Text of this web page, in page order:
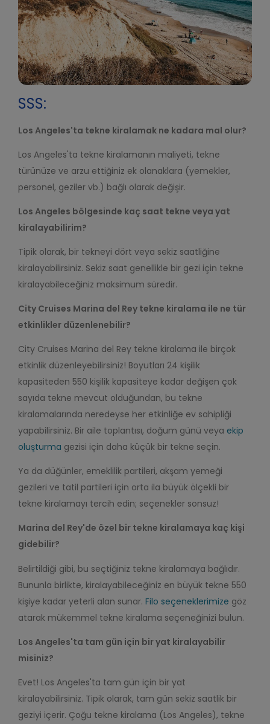
SSS:
Los Angeles'ta tekne kiralamak ne kadara mal olur?
Los Angeles'ta tekne kiralamanın maliyeti, tekne
türünüze ve arzu ettiğiniz ek olanaklara (yemekler,
personel, geziler vb.) bağlı olarak değişir.
Los Angeles bölgesinde kaç saat tekne veya yat
kiralayabilirim?
Tipik olarak, bir tekneyi dört veya sekiz saatliğine
kiralayabilirsiniz. Sekiz saat genellikle bir gezi için tekne
kiralayabileceğiniz maksimum süredir.
City Cruises Marina del Rey tekne kiralama ile ne tür
etkinlikler düzenlenebilir?
City Cruises Marina del Rey tekne kiralama ile birçok
etkinlik düzenleyebilirsiniz! Boyutları 24 kişilik
kapasiteden 550 kişilik kapasiteye kadar değişen çok
sayıda tekne mevcut olduğundan, bu tekne
kiralamalarında neredeyse her etkinliğe ev sahipliği
yapabilirsiniz. Bir aile toplantısı, doğum günü veya ekip
oluşturma gezisi için daha küçük bir tekne seçin.
Ya da düğünler, emeklilik partileri, akşam yemeği
gezileri ve tatil partileri için orta ila büyük ölçekli bir
tekne kiralamayı tercih edin; seçenekler sonsuz!
Marina del Rey'de özel bir tekne kiralamaya kaç kişi
gidebilir?
Belirtildiği gibi, bu seçtiğiniz tekne kiralamaya bağlıdır.
Bununla birlikte, kiralayabileceğiniz en büyük tekne 550
kişiye kadar yeterli alan sunar. Filo seçeneklerimize göz
atarak mükemmel tekne kiralama seçeneğinizi bulun.
Los Angeles'ta tam gün için bir yat kiralayabilir
misiniz?
Evet! Los Angeles'ta tam gün için bir yat
kiralayabilirsiniz. Tipik olarak, tam gün sekiz saatlik bir
geziyi içerir. Çoğu tekne kiralama (Los Angeles), tekne